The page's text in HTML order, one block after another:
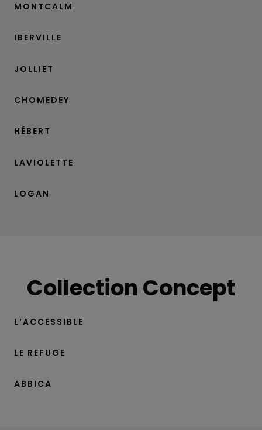
MONTCALM
IBERVILLE
JOLLIET
CHOMEDEY
HÉBERT
LAVIOLETTE
LOGAN
Collection Concept
L’ACCESSIBLE
LE REFUGE
ABBICA